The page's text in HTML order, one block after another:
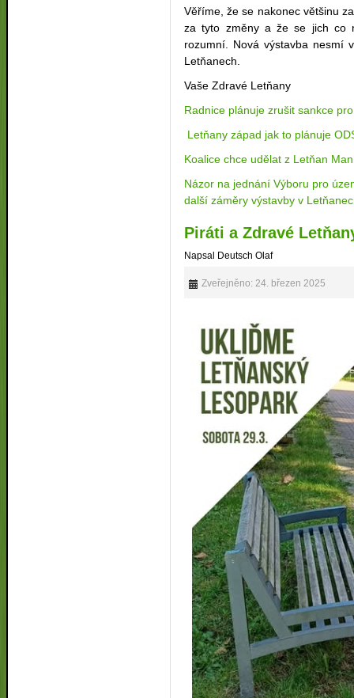
Věříme, že se nakonec většinu
za tyto změny a že se jich co
rozumní. Nová výstavba nesmí
Letňanech.
Vaše Zdravé Letňany
Radnice plánuje zrušit sankce
Letňany západ jak to plánuje
Koalice chce udělat z Letňan
Názor na jednání Výboru pro
další záměry výstavby v
Piráti a Zdravé
Napsal Deutsch Olaf
Zveřejněno: 24. březen 2025